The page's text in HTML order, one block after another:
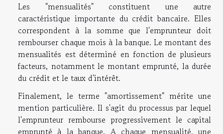
Les "mensualités" constituent une autre
caractéristique importante du crédit bancaire. Elles
correspondent à la somme que l'emprunteur doit
rembourser chaque mois à la banque. Le montant des
mensualités est déterminé en fonction de plusieurs
facteurs, notamment le montant emprunté, la durée
du crédit et le taux d'intérêt.
Finalement, le terme "amortissement" mérite une
mention particulière. Il s'agit du processus par lequel
l'emprunteur rembourse progressivement le capital